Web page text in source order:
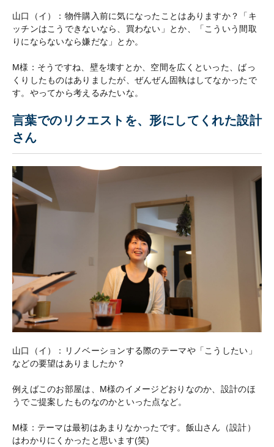
山口（イ）：物件購入前に気になったことはありますか？「キ
ッチンはこうできないなら、買わない」とか、「こういう間取
りにならないなら嫌だな」とか。
M様：そうですね、壁を壊すとか、空間を広くといった、ばっ
くりしたものはありましたが、ぜんぜん固執はしてなかったで
す。やってから考えるみたいな。
言葉でのリクエストを、形にしてくれた設計
さん
山口（イ）：リノベーションする際のテーマや「こうしたい」
などの要望はありましたか？
例えばこのお部屋は、M様のイメージどおりなのか、設計のほ
うでご提案したものなのかといった点など。
M様：テーマは最初はあまりなかったです。飯山さん（設計）
はわかりにくかったと思います(笑)